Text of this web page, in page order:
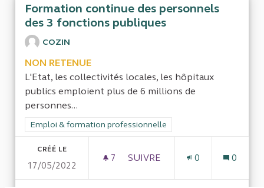
Formation continue des personnels
des 3 fonctions publiques
COZIN
NON RETENUE
L'Etat, les collectivités locales, les hôpitaux
publics emploient plus de 6 millions de
personnes...
Filtrer les résultats de la catégorie : Emploi & formation
Emploi & formation professionnelle
CRÉÉ LE
17/05/2022
7 7 ABONNÉS
SUIVRE
0 0